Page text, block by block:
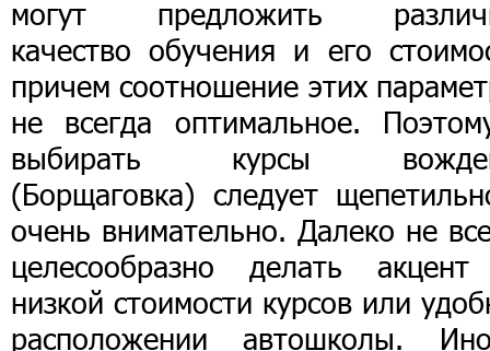
могут предложить
качество обучения и его
причем соотношение этих
не всегда оптимальное.
выбирать курсы
(Борщаговка) следует
очень внимательно. Далеко не
целесообразно делать
низкой стоимости курсов или
расположении автошколы.